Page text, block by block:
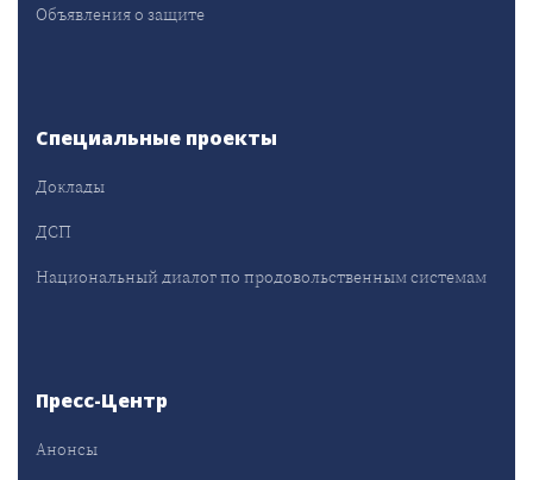
Объявления о защите
Специальные проекты
Доклады
ДСП
Национальный диалог по продовольственным системам
Пресс-Центр
Анонсы